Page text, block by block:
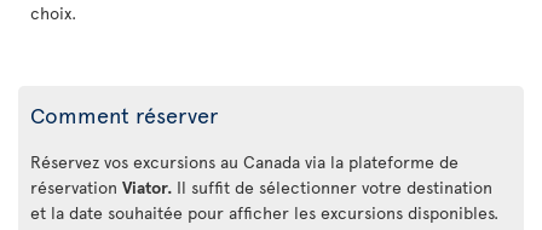
choix.
Comment réserver
Réservez vos excursions au Canada via la plateforme de
réservation Viator. Il suffit de sélectionner votre destination
et la date souhaitée pour afficher les excursions disponibles.